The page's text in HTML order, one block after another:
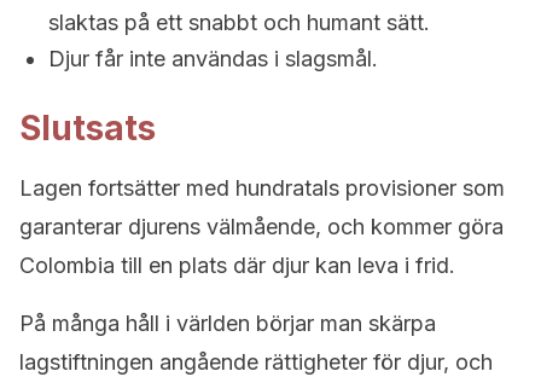
slaktas på ett snabbt och humant sätt.
Djur får inte användas i slagsmål.
Slutsats
Lagen fortsätter med hundratals provisioner som
garanterar djurens välmående, och kommer göra
Colombia till en plats där djur kan leva i frid.
På många håll i världen börjar man skärpa
lagstiftningen angående rättigheter för djur, och